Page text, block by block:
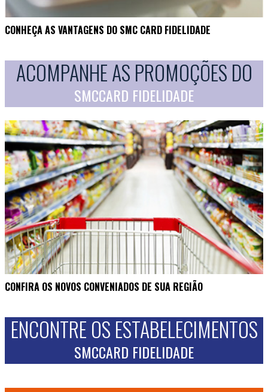
CONHEÇA AS VANTAGENS DO SMC CARD FIDELIDADE
ACOMPANHE AS PROMOÇÕES DO
SMCCARD FIDELIDADE
CONFIRA OS NOVOS CONVENIADOS DE SUA REGIÃO
ENCONTRE OS ESTABELECIMENTOS
SMCCARD FIDELIDADE